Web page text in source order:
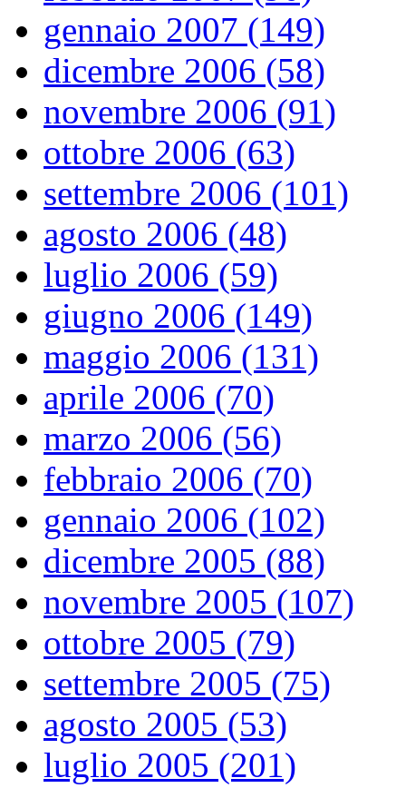
gennaio 2007 (149)
dicembre 2006 (58)
novembre 2006 (91)
ottobre 2006 (63)
settembre 2006 (101)
agosto 2006 (48)
luglio 2006 (59)
giugno 2006 (149)
maggio 2006 (131)
aprile 2006 (70)
marzo 2006 (56)
febbraio 2006 (70)
gennaio 2006 (102)
dicembre 2005 (88)
novembre 2005 (107)
ottobre 2005 (79)
settembre 2005 (75)
agosto 2005 (53)
luglio 2005 (201)